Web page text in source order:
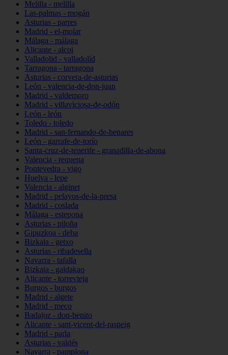
Melilla - melilla
Las-palmas - mogán
Asturias - parres
Madrid - el-molar
Málaga - málaga
Alicante - alcoi
Valladolid - valladolid
Tarragona - tarragona
Asturias - corvera-de-asturias
León - valencia-de-don-juan
Madrid - valdemoro
Madrid - villaviciosa-de-odón
León - león
Toledo - toledo
Madrid - san-fernando-de-henares
León - garrafe-de-torío
Santa-cruz-de-tenerife - granadilla-de-abona
Valencia - requena
Pontevedra - vigo
Huelva - lepe
Valencia - alginet
Madrid - pelayos-de-la-presa
Madrid - coslada
Málaga - estepona
Asturias - piloña
Gipuzkoa - deba
Bizkaia - getxo
Asturias - ribadesella
Navarra - tafalla
Bizkaia - galdakao
Alicante - torrevieja
Burgos - burgos
Madrid - algete
Madrid - meco
Badajoz - don-benito
Alicante - sant-vicent-del-raspeig
Madrid - parla
Asturias - valdés
Navarra - pamplona